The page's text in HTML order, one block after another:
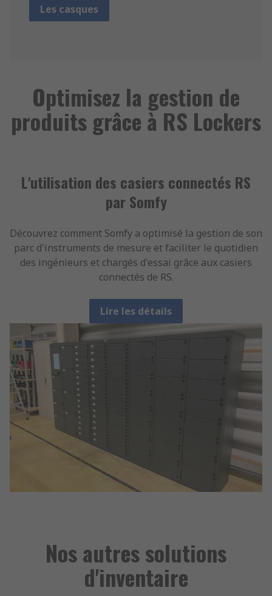
Les casques
Optimisez la gestion de
produits grâce à RS Lockers
L'utilisation des casiers connectés RS
par Somfy
Découvrez comment Somfy a optimisé la gestion de son
parc d'instruments de mesure et faciliter le quotidien
des ingénieurs et chargés d'essai grâce aux casiers
connectés de RS.
Lire les détails
Nos autres solutions
d'inventaire